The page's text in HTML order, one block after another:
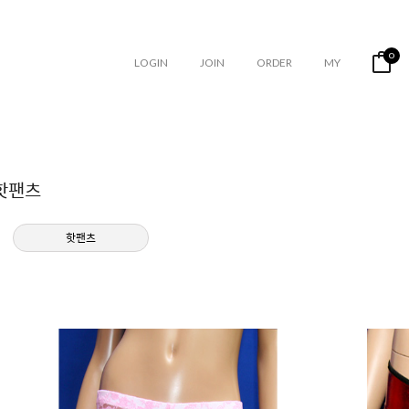
LOGIN JOIN ORDER MY 0
팬츠
핫팬츠